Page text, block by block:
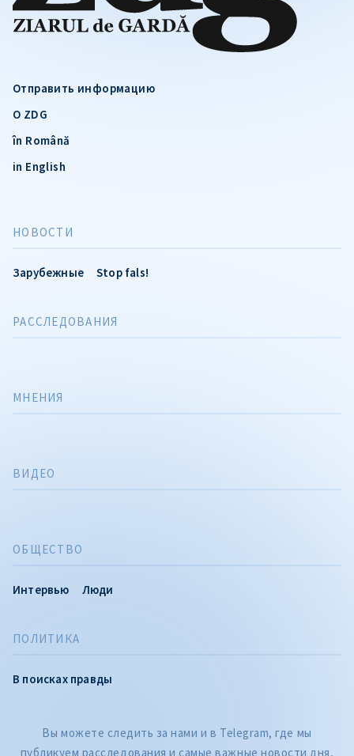
Отправить информацию
О ZDG
în Română
in English
НОВОСТИ
Зарубежные Stop fals!
ПОЛИТИКА
В поисках правды
РАССЛЕДОВАНИЯ
ОБЩЕСТВО
Интервью Люди
МНЕНИЯ
ВИДЕО
Вы можете следить за нами и в Telegram, где мы
публикуем расследования и самые важные новости дня,